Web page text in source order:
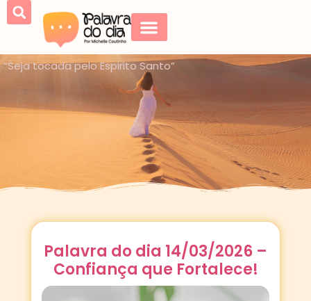
“Seja tocada pelo Espirito Santo”
Palavra do dia 14/03/2026 –
Confiança que Fortalece!